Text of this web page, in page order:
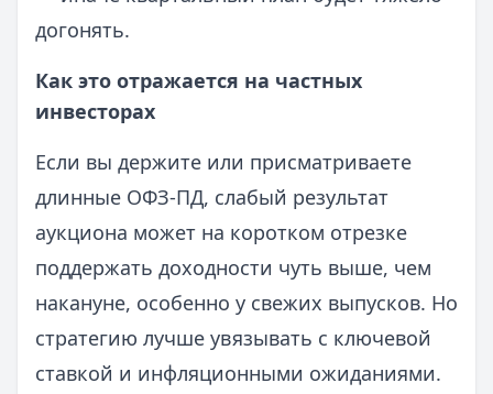
догонять.
Как это отражается на частных
инвесторах
Если вы держите или присматриваете
длинные ОФЗ-ПД, слабый результат
аукциона может на коротком отрезке
поддержать доходности чуть выше, чем
накануне, особенно у свежих выпусков. Но
стратегию лучше увязывать с ключевой
ставкой и инфляционными ожиданиями.